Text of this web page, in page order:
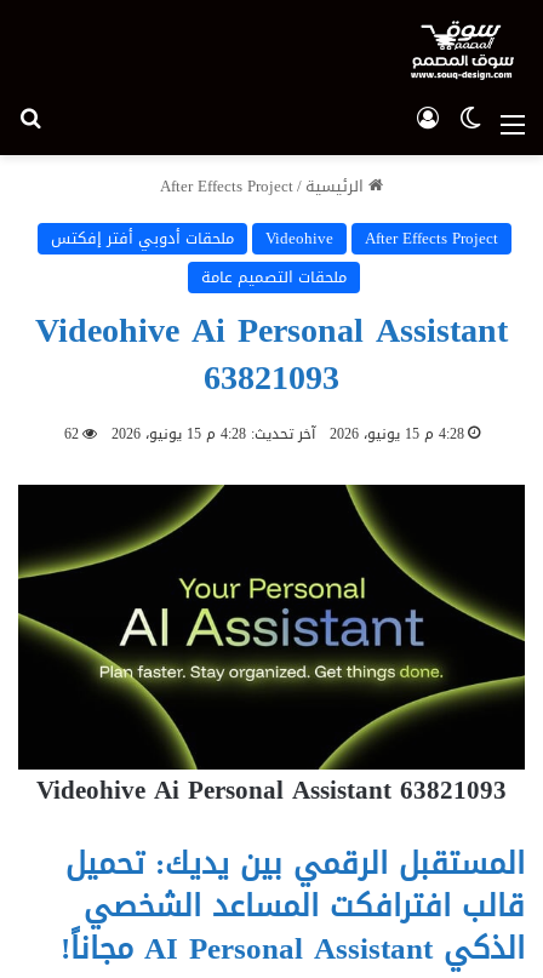
القائمة الوضع المظلم
الرئيسية/
After Effects Project
After Effects Project
Videohive
ملحقات أدوبي أفتر إفكتس
ملحقات التصميم عامة
Videohive Ai Personal Assistant
63821093
4:28 م 15 يونيو، 2026 آخر تحديث: 4:28 م 15 يونيو، 2026 62
Videohive Ai Personal Assistant 63821093
المستقبل الرقمي بين يديك: تحميل
قالب افترافكت المساعد الشخصي
الذكي AI Personal Assistant مجاناً!